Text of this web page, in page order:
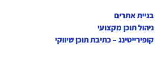
בניית אתרים
ניהול תוכן מקצועי
קופירייטינג – כתיבת תוכן שיווקי